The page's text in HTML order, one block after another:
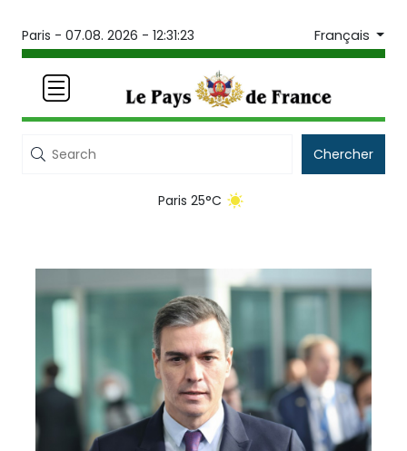
Paris - 07.08. 2026 - 12:31:23 Français
Chercher
Paris 25°C